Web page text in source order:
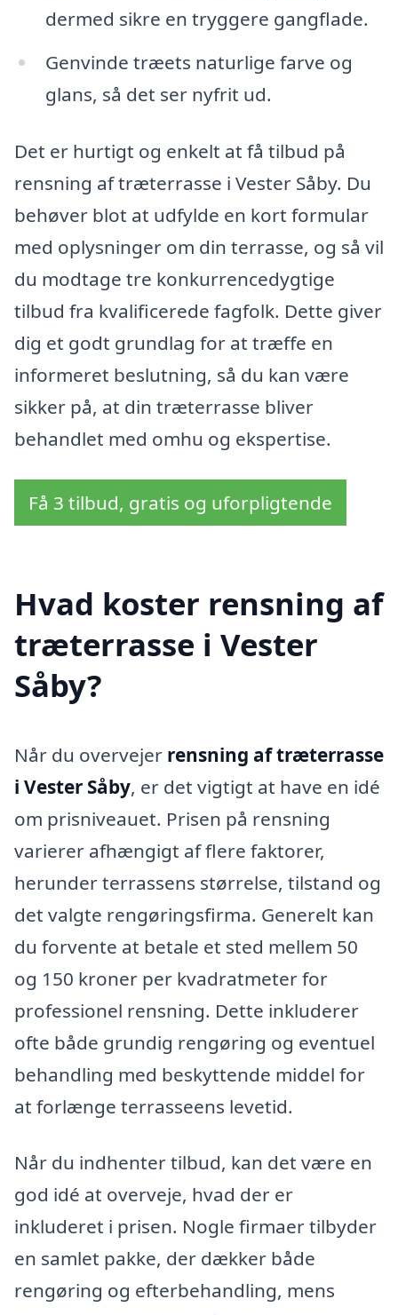
dermed sikre en tryggere gangflade.
Genvinde træets naturlige farve og
glans, så det ser nyfrit ud.
Det er hurtigt og enkelt at få tilbud på
rensning af træterrasse i Vester Såby. Du
behøver blot at udfylde en kort formular
med oplysninger om din terrasse, og så vil
du modtage tre konkurrencedygtige
tilbud fra kvalificerede fagfolk. Dette giver
dig et godt grundlag for at træffe en
informeret beslutning, så du kan være
sikker på, at din træterrasse bliver
behandlet med omhu og ekspertise.
Få 3 tilbud, gratis og uforpligtende
Hvad koster rensning af
træterrasse i Vester
Såby?
Når du overvejer rensning af træterrasse
i Vester Såby, er det vigtigt at have en idé
om prisniveauet. Prisen på rensning
varierer afhængigt af flere faktorer,
herunder terrassens størrelse, tilstand og
det valgte rengøringsfirma. Generelt kan
du forvente at betale et sted mellem 50
og 150 kroner per kvadratmeter for
professionel rensning. Dette inkluderer
ofte både grundig rengøring og eventuel
behandling med beskyttende middel for
at forlænge terrasseens levetid.
Når du indhenter tilbud, kan det være en
god idé at overveje, hvad der er
inkluderet i prisen. Nogle firmaer tilbyder
en samlet pakke, der dækker både
rengøring og efterbehandling, mens